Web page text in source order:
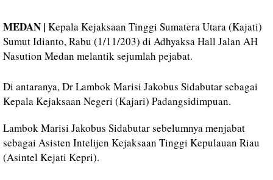
MEDAN | Kepala Kejaksaan Tinggi Sumatera Utara (Kajati)
Sumut Idianto, Rabu (1/11/203) di Adhyaksa Hall Jalan AH
Nasution Medan melantik sejumlah pejabat.
Di antaranya, Dr Lambok Marisi Jakobus Sidabutar sebagai
Kepala Kejaksaan Negeri (Kajari) Padangsidimpuan.
Lambok Marisi Jakobus Sidabutar sebelumnya menjabat
sebagai Asisten Intelijen Kejaksaan Tinggi Kepulauan Riau
(Asintel Kejati Kepri).